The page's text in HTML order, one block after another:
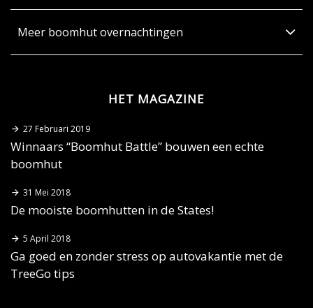
Meer boomhut overnachtingen
HET MAGAZINE
27 Februari 2019
Winnaars “Boomhut Battle” bouwen een echte
boomhut
31 Mei 2018
De mooiste boomhutten in de States!
5 April 2018
Ga goed en zonder stress op autovakantie met de
TreeGo tips